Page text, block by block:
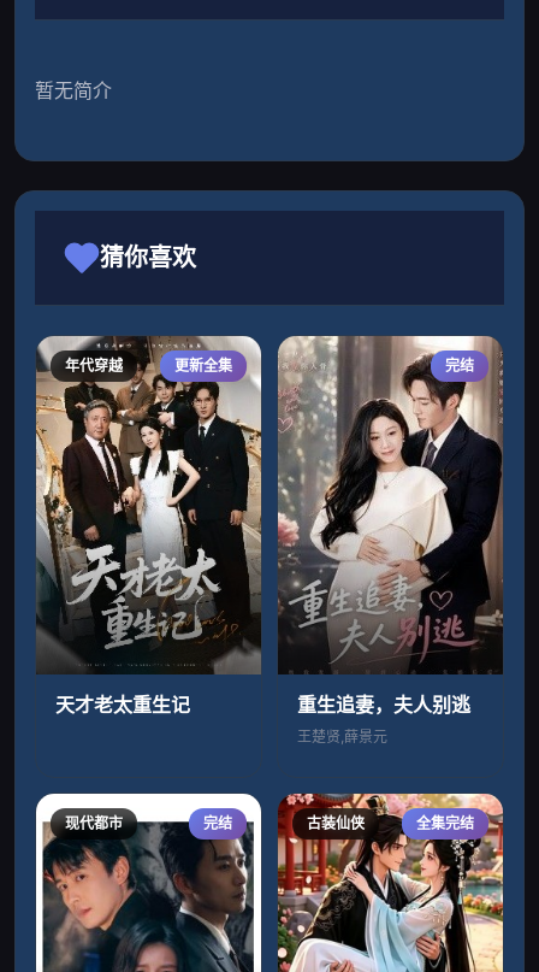
暂无简介
猜你喜欢
年代穿越 更新全集
天才老太重生记
完结
重生追妻，夫人别逃
王楚贤,薛景元
现代都市 完结 古装仙侠 全集完结